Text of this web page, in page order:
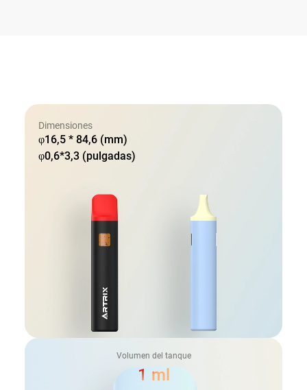
Dimensiones
φ16,5 * 84,6 (mm)
φ0,6*3,3 (pulgadas)
Volumen del tanque
1 ml